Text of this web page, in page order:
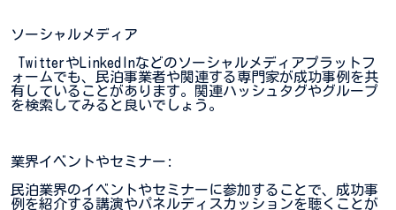
ソーシャルメディア
TwitterやLinkedInなどのソーシャルメディアプラットフ
ォームでも、民泊事業者や関連する専門家が成功事例を共
有していることがあります。関連ハッシュタグやグループ
を検索してみると良いでしょう。
業界イベントやセミナー:
民泊業界のイベントやセミナーに参加することで、成功事
例を紹介する講演やパネルディスカッションを聴くことが